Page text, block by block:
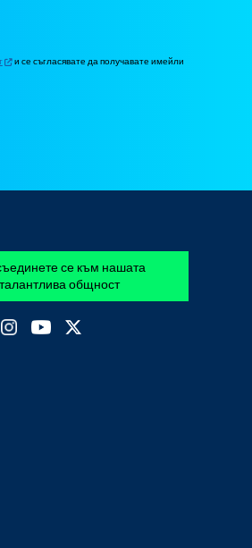
и се съгласявате да получавате имейли
се към нашата
талантлива общност